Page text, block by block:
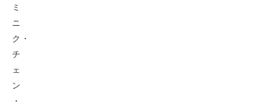
ミ
ニ
ク・
チ
ェ
ン
・